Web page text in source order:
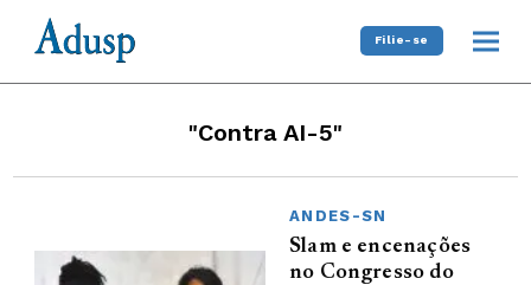
Filie-se
"Contra AI-5"
ANDES-SN
Slam e encenações
no Congresso do